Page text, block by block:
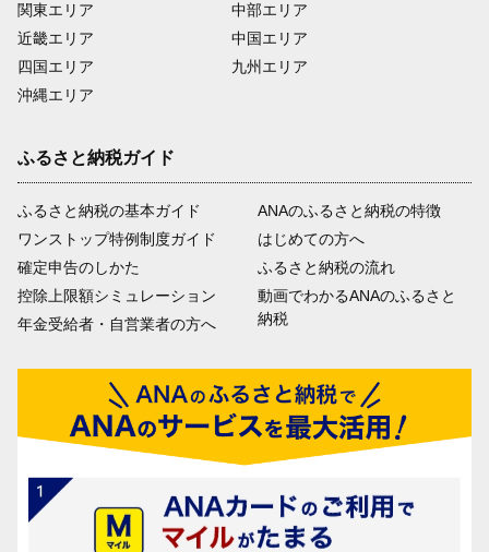
関東エリア
近畿エリア
四国エリア
沖縄エリア
中部エリア
中国エリア
九州エリア
ふるさと納税ガイド
ふるさと納税の基本ガイド
ワンストップ特例制度ガイド
確定申告のしかた
控除上限額シミュレーション
年金受給者・自営業者の方へ
ANAのふるさと納税の特徴
はじめての方へ
ふるさと納税の流れ
動画でわかるANAのふるさと
納税